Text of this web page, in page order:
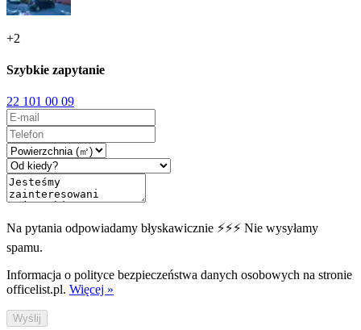
+2
Szybkie zapytanie
22 101 00 09
Na pytania odpowiadamy błyskawicznie ⚡⚡⚡ Nie wysyłamy
spamu.
Informacja o polityce bezpieczeństwa danych osobowych na stronie
officelist.pl. Więcej »
Wyślij